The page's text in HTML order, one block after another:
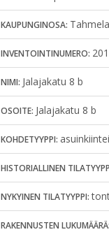
KAUPUNGINOSA: Tahmela
INVENTOINTINUMERO:
NIMI: Jalajakatu 8 b
OSOITE: Jalajakatu 8 b
KOHDETYYPPI:
HISTORIALLINEN
NYKYINEN TILATYYPPI:
RAKENNUSTEN LUKUMÄÄRÄ: